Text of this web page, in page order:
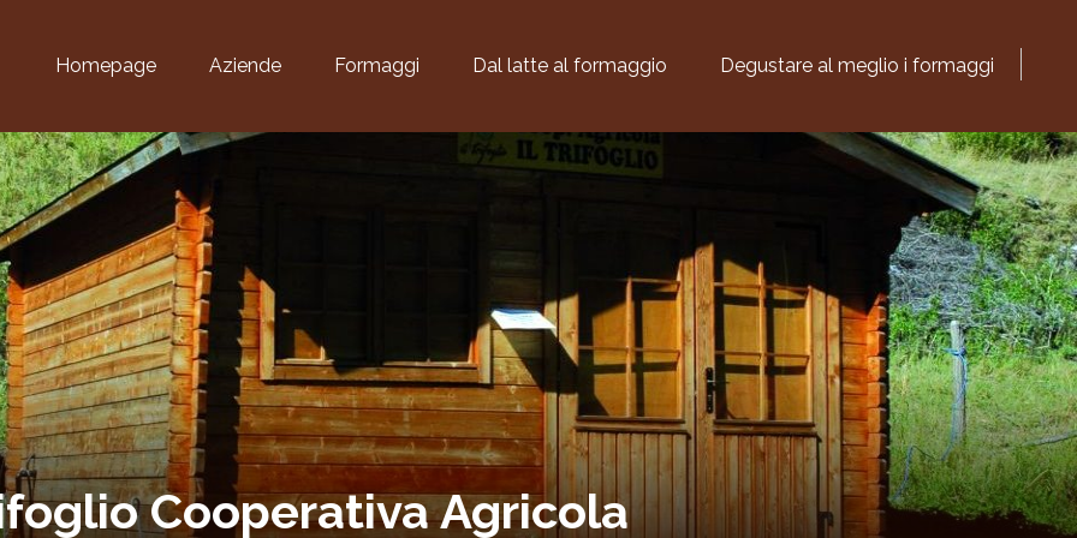
Homepage Aziende Formaggi Dal latte al formaggio Degustare al meglio i formaggi
Cooperativa Agricola